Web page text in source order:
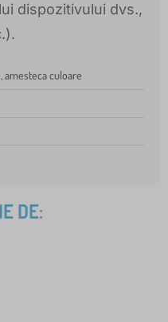
dispozitivului dvs.,
amesteca culoare
DE: